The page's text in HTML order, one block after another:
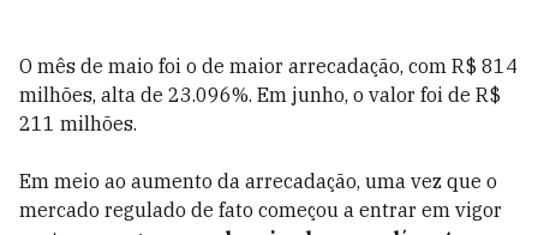
O mês de maio foi o de maior arrecadação, com R$ 814
milhões, alta de 23.096%. Em junho, o valor foi de R$
211 milhões.
Em meio ao aumento da arrecadação, uma vez que o
mercado regulado de fato começou a entrar em vigor